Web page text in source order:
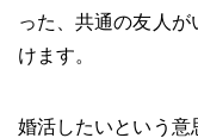
った、共通の友人
けます。
婚活したいという意